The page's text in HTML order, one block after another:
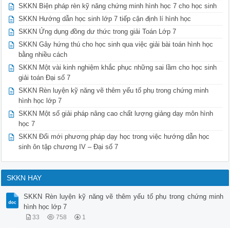
SKKN Biện pháp rèn kỹ năng chứng minh hình học 7 cho học sinh
SKKN Hướng dẫn học sinh lớp 7 tiếp cận định lí hình học
SKKN Ứng dụng đồng dư thức trong giải Toán Lớp 7
SKKN Gây hứng thú cho học sinh qua việc giải bài toán hình học
bằng nhiều cách
SKKN Một vài kinh nghiệm khắc phục những sai lầm cho học sinh
giải toán Đại số 7
SKKN Rèn luyện kỹ năng vẽ thêm yếu tố phụ trong chứng minh
hình học lớp 7
SKKN Một số giải pháp nâng cao chất lượng giảng dạy môn hình
học 7
SKKN Đổi mới phương pháp dạy học trong việc hướng dẫn học
sinh ôn tập chương IV – Đại số 7
SKKN HAY
SKKN Rèn luyện kỹ năng vẽ thêm yếu tố phụ trong chứng minh
hình học lớp 7
33 758 1